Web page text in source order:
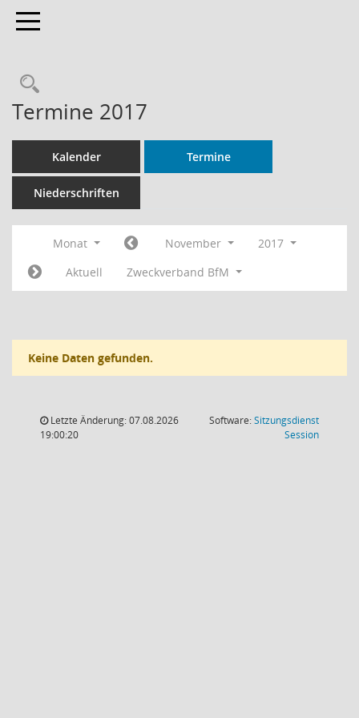
Toggle navigation
Rechercheauswahl
Termine 2017
Kalender Termine
Niederschriften
Monat November
2017
Aktuell
Zweckverband BfM
Keine Daten gefunden.
Letzte Änderung: 07.08.2026
19:00:20
Software:Sitzungsdienst
Session(Wird in